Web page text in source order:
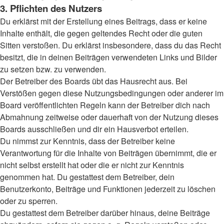
3. Pflichten des Nutzers
Du erklärst mit der Erstellung eines Beitrags, dass er keine
Inhalte enthält, die gegen geltendes Recht oder die guten
Sitten verstoßen. Du erklärst insbesondere, dass du das Recht
besitzt, die in deinen Beiträgen verwendeten Links und Bilder
zu setzen bzw. zu verwenden.
Der Betreiber des Boards übt das Hausrecht aus. Bei
Verstößen gegen diese Nutzungsbedingungen oder anderer im
Board veröffentlichten Regeln kann der Betreiber dich nach
Abmahnung zeitweise oder dauerhaft von der Nutzung dieses
Boards ausschließen und dir ein Hausverbot erteilen.
Du nimmst zur Kenntnis, dass der Betreiber keine
Verantwortung für die Inhalte von Beiträgen übernimmt, die er
nicht selbst erstellt hat oder die er nicht zur Kenntnis
genommen hat. Du gestattest dem Betreiber, dein
Benutzerkonto, Beiträge und Funktionen jederzeit zu löschen
oder zu sperren.
Du gestattest dem Betreiber darüber hinaus, deine Beiträge